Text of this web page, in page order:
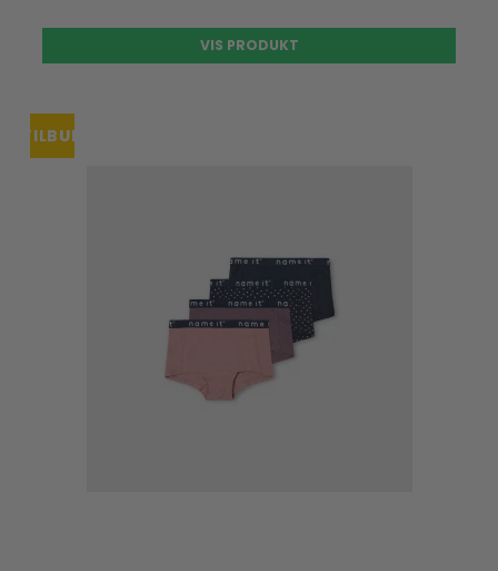
VIS PRODUKT
TILBUDUDSOLGT